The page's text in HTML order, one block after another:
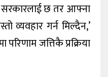
छ तर आफ्ना
व्यवहार गर्न मिल्दैन,’
जत्तिकै प्रक्रिया